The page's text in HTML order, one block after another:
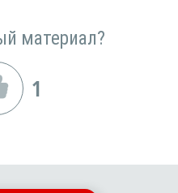
материал?
1